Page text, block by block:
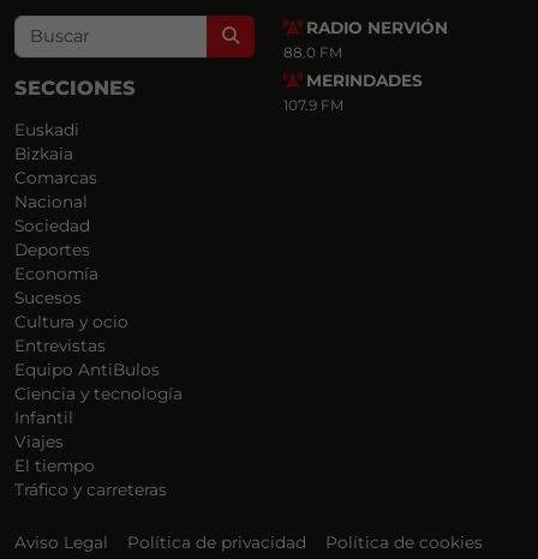
Search
SECCIONES
Euskadi
Bizkaia
Comarcas
Nacional
Sociedad
Deportes
Economía
Sucesos
Cultura y ocio
Entrevistas
Equipo AntiBulos
Ciencia y tecnología
Infantil
Viajes
El tiempo
Tráfico y carreteras
RADIO NERVIÓN
88.0 FM
MERINDADES
107.9 FM
Aviso Legal Política de privacidad Política de cookies